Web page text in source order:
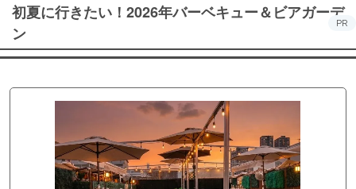
初夏に行きたい！2026年バーベキュー＆ビアガーデ
ン
PR